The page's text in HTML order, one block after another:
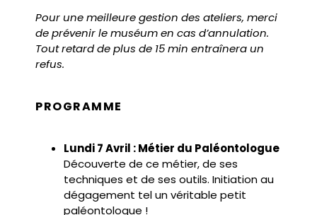
Pour une meilleure gestion des ateliers, merci
de prévenir le muséum en cas d’annulation.
Tout retard de plus de 15 min entraînera un
refus.
PROGRAMME
Lundi 7 Avril : Métier du Paléontologue
Découverte de ce métier, de ses
techniques et de ses outils. Initiation au
dégagement tel un véritable petit
paléontologue !